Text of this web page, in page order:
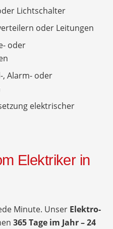
Lichtschalter
oder Leitungen
oder
, Alarm- oder
elektrischer
Elektriker in
Minute. Unser Elektro-
365 Tage im Jahr – 24